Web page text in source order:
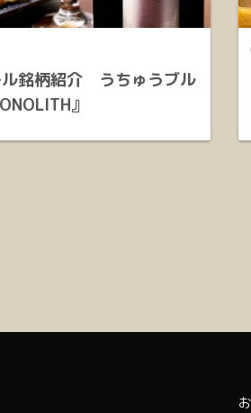
ル銘柄紹介 うちゅうブル
』